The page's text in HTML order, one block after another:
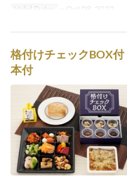
Valid Dates ~ Oct 08, 2022
格付けチェックBOX
本付